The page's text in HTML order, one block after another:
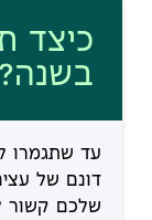
בשנה?
דונם של
שלכם קשור